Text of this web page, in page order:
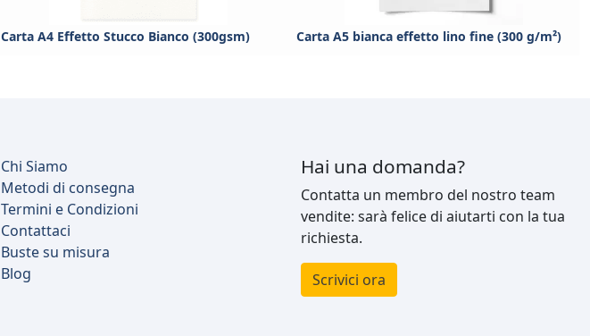
Carta A4 Effetto Stucco Bianco (300gsm) Carta A5 bianca effetto lino fine (300 g/m²)
Chi Siamo
Metodi di consegna
Termini e Condizioni
Contattaci
Buste su misura
Blog
Hai una domanda?
Contatta un membro del nostro team
vendite: sarà felice di aiutarti con la tua
richiesta.
Scrivici ora